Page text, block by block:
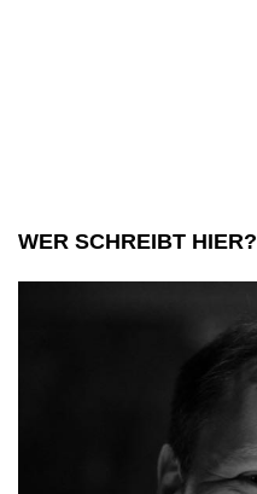
WER SCHREIBT HIER?